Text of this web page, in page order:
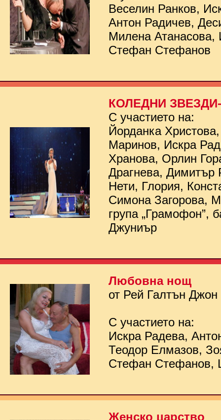
Веселин Ранков,
Антон Радичев,
Милена Атанасова,
Стефан Стефанов
КОЛЕДНИ ЗВЕЗДИ-
С участието на:
Йорданка
Маринов, Искра
Хранова, Орлин
Драгнева, Димитър
Нети, Глория,
Симона Загорова,
група „Грамофон”,
Джуниър
Любовна нощ
от Рей Галтън Джон
С участието на:
Искра Радева,
Теодор Елмазов,
Стефан Стефанов,
Женско царство